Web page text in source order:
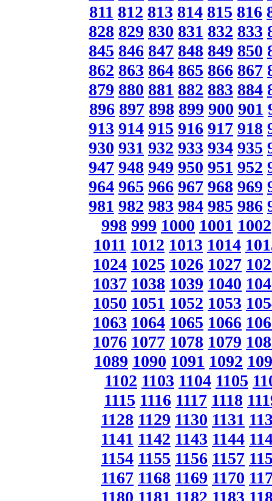
811 812 813 814 815 816
828 829 830 831 832 833
845 846 847 848 849 850
862 863 864 865 866 867
879 880 881 882 883 884
896 897 898 899 900 901
913 914 915 916 917 918
930 931 932 933 934 935
947 948 949 950 951 952
964 965 966 967 968 969
981 982 983 984 985 986
998 999 1000 1001 1002
1011 1012 1013 1014
1024 1025 1026 1027
1037 1038 1039 1040
1050 1051 1052 1053
1063 1064 1065 1066
1076 1077 1078 1079
1089 1090 1091 1092
1102 1103 1104 1105
1115 1116 1117 1118
1128 1129 1130 1131
1141 1142 1143 1144
1154 1155 1156 1157
1167 1168 1169 1170
1180 1181 1182 1183